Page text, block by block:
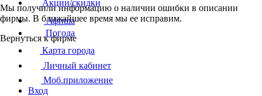
Мы получили информацию о наличии ошибки в описании
фирмы. В ближайшее время мы ее исправим.
Вернуться к фирме
Акции/скидки
Афиша
Погода
Карта города
Личный кабинет
Моб.приложение
Вход